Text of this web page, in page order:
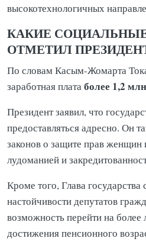
высокотехнологичных
КАКИЕ
ОТМЕТИЛ
По словам Касым-Жомарта
заработная плата более 1,2 млн
Президент заявил, что
предоставляться адресно. Он
законов о защите прав женщин
лудоманией и
Кроме того, Глава
настойчивости депутатов
возможность перейти на более
достижения пенсионного